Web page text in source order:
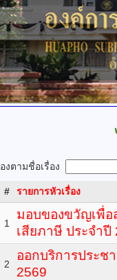
งตามชื่อเรื่อง
# รายการหัวเรื่อง
1
มอบของขวัญเพื่อ
เสียภาษี ประจำปี
2
ออกบริการประช
2569